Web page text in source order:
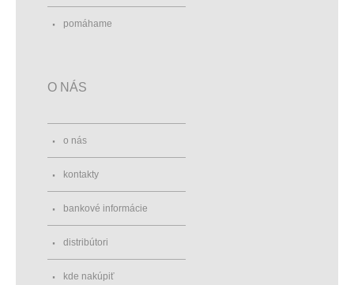
pomáhame
O NÁS
o nás
kontakty
bankové informácie
distribútori
kde nakúpiť